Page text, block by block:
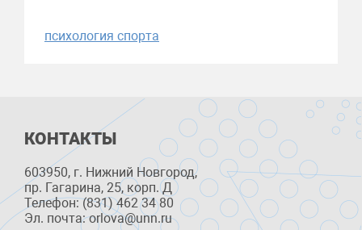
психология спорта
КОНТАКТЫ
603950, г. Нижний Новгород,
пр. Гагарина, 25, корп. Д
Телефон: (831) 462 34 80
Эл. почта: orlova@unn.ru